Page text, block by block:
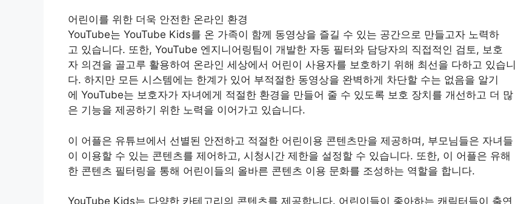
어린이를 위한 더욱 안전한 온라인 환경
YouTube는 YouTube Kids를 온 가족이 함께 동영상을 즐길 수 있는 공간으로 만들고자 노력하
고 있습니다. 또한, YouTube 엔지니어링팀이 개발한 자동 필터와 담당자의 직접적인 검토, 보호
자 의견을 골고루 활용하여 온라인 세상에서 어린이 사용자를 보호하기 위해 최선을 다하고 있습니
다. 하지만 모든 시스템에는 한계가 있어 부적절한 동영상을 완벽하게 차단할 수는 없음을 알기
에 YouTube는 보호자가 자녀에게 적절한 환경을 만들어 줄 수 있도록 보호 장치를 개선하고 더 많
은 기능을 제공하기 위한 노력을 이어가고 있습니다.
이 어플은 유튜브에서 선별된 안전하고 적절한 어린이용 콘텐츠만을 제공하며, 부모님들은 자녀들
이 이용할 수 있는 콘텐츠를 제어하고, 시청시간 제한을 설정할 수 있습니다. 또한, 이 어플은 유해
한 콘텐츠 필터링을 통해 어린이들의 올바른 콘텐츠 이용 문화를 조성하는 역할을 합니다.
YouTube Kids는 다양한 카테고리의 콘텐츠를 제공합니다. 어린이들이 좋아하는 캐릭터들이 출연